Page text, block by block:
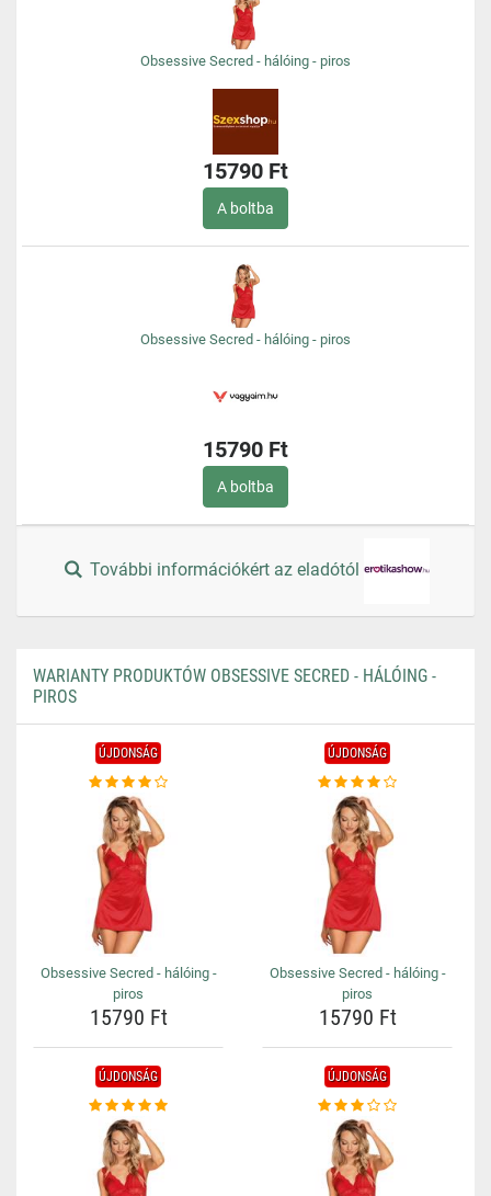
Obsessive Secred - hálóing - piros
15790 Ft
A boltba
Obsessive Secred - hálóing - piros
15790 Ft
A boltba
További információkért az eladótól
WARIANTY PRODUKTÓW OBSESSIVE SECRED - HÁLÓING -
PIROS
ÚJDONSÁG
Obsessive Secred - hálóing -
piros
15790 Ft
ÚJDONSÁG
Obsessive Secred - hálóing -
piros
15790 Ft
ÚJDONSÁG ÚJDONSÁG